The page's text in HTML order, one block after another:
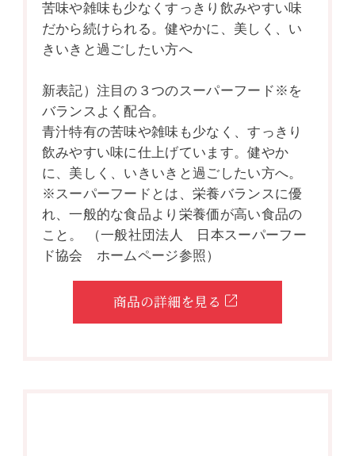
苦味や雑味も少なくすっきり飲みやすい味
だから続けられる。健やかに、美しく、い
きいきと過ごしたい方へ
新表記）注目の３つのスーパーフード※を
バランスよく配合。
青汁特有の苦味や雑味も少なく、すっきり
飲みやすい味に仕上げています。健やか
に、美しく、いきいきと過ごしたい方へ。
※スーパーフードとは、栄養バランスに優
れ、一般的な食品より栄養価が高い食品の
こと。 （一般社団法人 日本スーパーフー
ド協会 ホームページ参照）
商品の詳細を見る